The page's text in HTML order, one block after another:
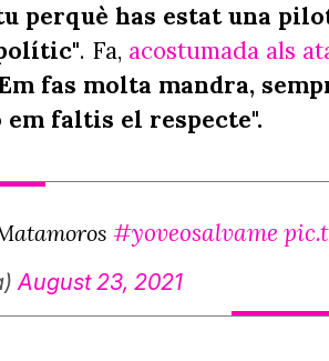
perquè has estat una
. Fa, acostumada als
fas molta mandra,
faltis el respecte".
#yoveosalvame
August 23, 2021